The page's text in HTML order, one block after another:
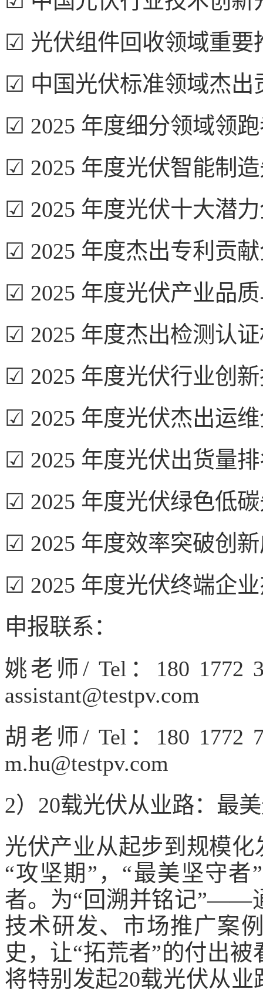
☑ 光伏组件回收领域重要
☑ 中国光伏标准领域杰出
☑ 2025 年度细分领域领
☑ 2025 年度光伏智能制
☑ 2025 年度光伏十大潜
☑ 2025 年度杰出专利贡
☑ 2025 年度光伏产业品
☑ 2025 年度杰出检测认
☑ 2025 年度光伏行业创
☑ 2025 年度光伏杰出运
☑ 2025 年度光伏出货量
☑ 2025 年度光伏绿色低
☑ 2025 年度效率突破创
☑ 2025 年度光伏终端企
申报联系：
姚老师/ Tel：180 1772
assistant@testpv.com
胡老师/ Tel：180 1772
m.hu@testpv.com
2）20载光伏从业路：最
光伏产业从起步到规模化
“攻坚期”，“最美坚守
者。为“回溯并铭记”——
技术研发、市场推广案
史，让“拓荒者”的付出
将特别发起20载光伏从